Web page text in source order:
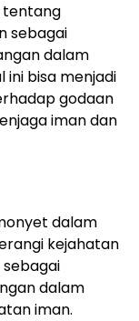
tentang
sebagai
dalam
ini bisa menjadi
godaan
iman dan
dalam
kejahatan
dalam
iman.